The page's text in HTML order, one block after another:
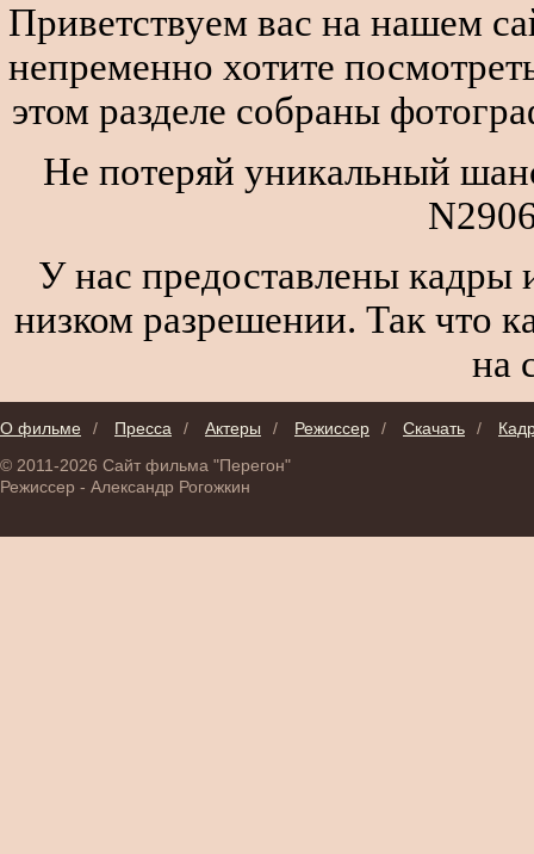
Приветствуем вас на нашем
непременно хотите
этом разделе собраны
Не потеряй уникальный
У нас предоставлены кадры
низком разрешении. Так что
на
О фильме / Пресса / Актеры / Режиссер / Скачать /
© 2011-2026 Сайт фильма "Перегон"
Режиссер - Александр Рогожкин